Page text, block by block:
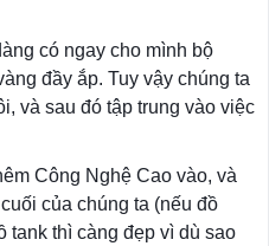
có ngay cho mình bộ
đầy ắp. Tuy vậy chúng ta
và sau đó tập trung vào việc
Công Nghệ Cao vào, và
của chúng ta (nếu đồ
tank thì càng đẹp vì dù sao